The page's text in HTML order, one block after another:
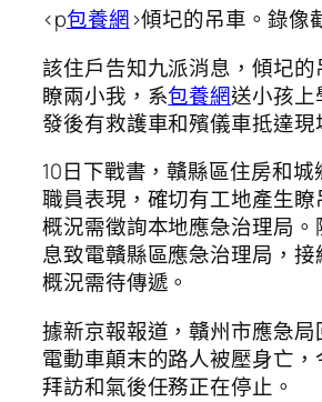
<p包養網>傾圮的吊車。錄像
該住戶告知九派消息，傾圮的
瞭兩小我，系包養網送小孩上
發後有救護車和殯儀車抵達現
10日下戰書，贛縣區住房和
職員表現，確切有工地產生瞭
概況需徵詢本地應急治理局。
息致電贛縣區應急治理局，
概況需待傳遞。
據新京報報道，贛州市應急局
電動車顛末的路人被壓身亡
拜訪和氣後任務正在停止。